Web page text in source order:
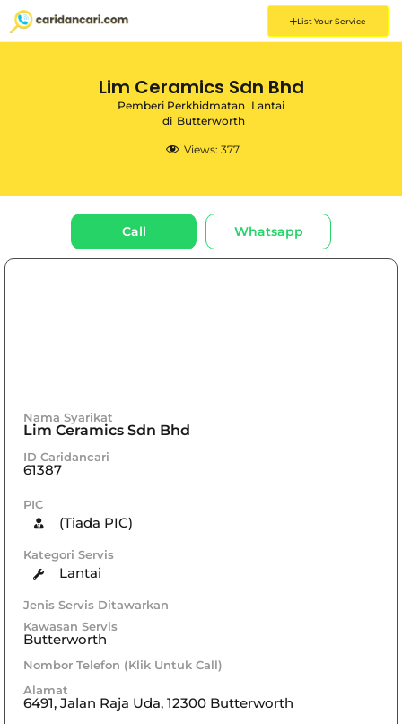
List Your Service
Lim Ceramics Sdn Bhd
Pemberi Perkhidmatan Lantai
di Butterworth
Views: 377
Call Whatsapp
Nama Syarikat
Lim Ceramics Sdn Bhd
ID Caridancari
61387
PIC
(Tiada PIC)
Kategori Servis
Lantai
Jenis Servis Ditawarkan
Kawasan Servis
Butterworth
Nombor Telefon (Klik Untuk Call)
Alamat
6491, Jalan Raja Uda, 12300 Butterworth